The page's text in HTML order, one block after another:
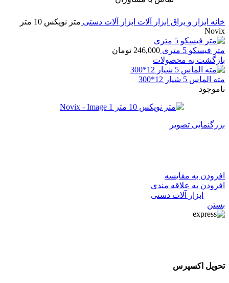
خانه ابزار و یراق ابزار آلات ابزار آلات دستی
متر نویکس 10 متر
Novix
متر فیسکو 5 متری 246,000 تومان
بازگشت به محصولات
مته الماس 5 شیار 12*300
ناموجود
بزرگنمایی تصویر
افزودن به مقایسه
افزودن به علاقه مندی
ابزار آلات دستی
بستن
تحویل اکسپرس